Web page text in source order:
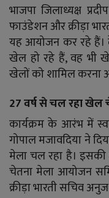
भाजपा जिलाध्यक्ष
फाउंडेशन और क्रीड़ा
यह आयोजन कर रहे हैं।
खेल हो रहे हैं, वह भी
खेलों को शामिल करना
27 वर्ष से चल रहा खेल
कार्यक्रम के आरंभ में
गोपाल मजावदिया ने
मेला चल रहा है। इसकी
चेतना मेला आयोजन
क्रीड़ा भारती सचिव अनुज